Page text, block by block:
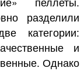
разделили
категории:
и
Однако